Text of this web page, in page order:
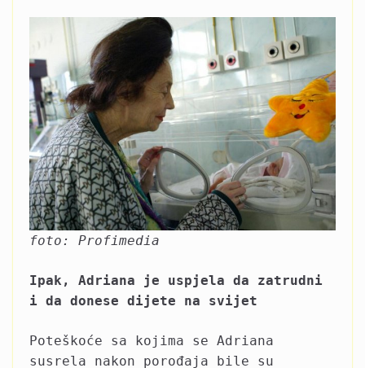
foto: Profimedia
Ipak, Adriana je uspjela da zatrudni
i da donese dijete na svijet
Poteškoće sa kojima se Adriana
susrela nakon porođaja bile su